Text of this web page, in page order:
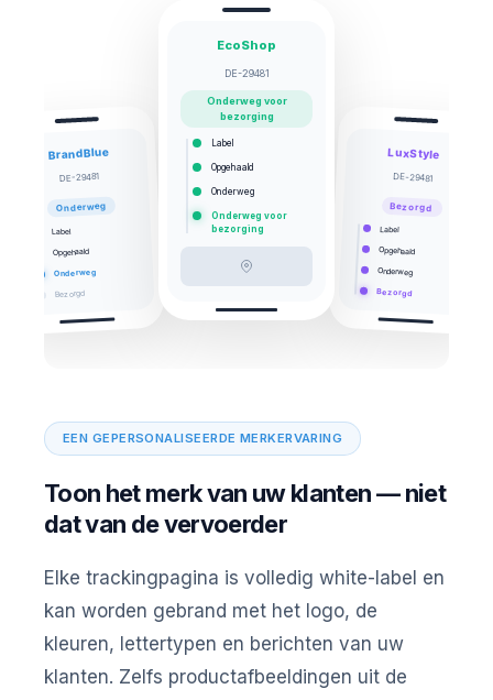
EEN GEPERSONALISEERDE MERKERVARING
Toon het merk van uw klanten — niet
dat van de vervoerder
Elke trackingpagina is volledig white-label en
kan worden gebrand met het logo, de
kleuren, lettertypen en berichten van uw
klanten. Zelfs productafbeeldingen uit de
BrandBlue
DE-29481
Onderweg
Label
Opgehaald
Onderweg
Bezorgd
EcoShop
DE-29481
Onderweg voor
bezorging
Label
Opgehaald
Onderweg
Onderweg voor
bezorging
LuxStyle
DE-29481
Bezorgd
Label
Opgehaald
Onderweg
Bezorgd